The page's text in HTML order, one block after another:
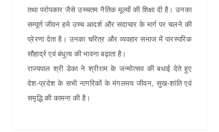
तथा परोपकार जैसे उच्चतम नैतिक मूल्यों की शिक्षा दी है। उनका
सम्पूर्ण जीवन हमे उच्च आदर्श और सदाचार के मार्ग पर चलने की
प्रेरणा देता है। उनका चरित्र और व्यवहार समाज में पारस्परिक
सौहार्द्र एवं बंधुत्व की भावना बढ़ाता है।
राज्यपाल श्री डेका ने श्रीराम के जन्मोत्सव की बधाई देते हुए
देश-प्रदेश के सभी नागरिकों के मंगलमय जीवन, सुख-शांति एवं
समृद्धि की कामना की है।